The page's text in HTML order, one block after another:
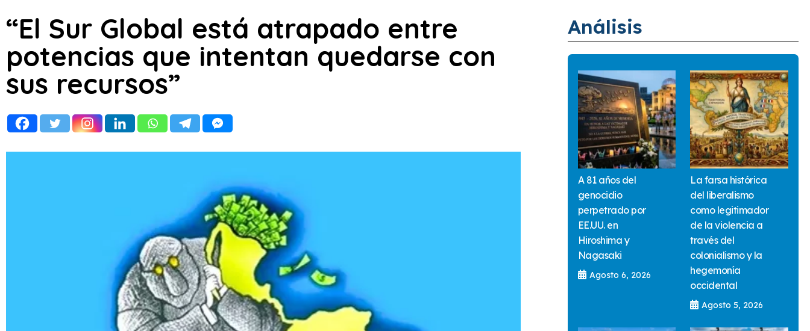
“El Sur Global está atrapado entre
potencias que intentan quedarse con
sus recursos”
Análisis
A 81 años del
genocidio
perpetrado por
EE.UU. en
Hiroshima y
Nagasaki
Agosto 6, 2026
La farsa histórica
del liberalismo
como legitimador
de la violencia a
través del
colonialismo y la
hegemonía
occidental
Agosto 5, 2026